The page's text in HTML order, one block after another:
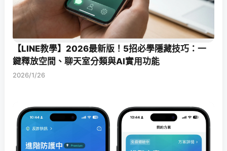
【LINE教學】2026最新版！5招必學隱藏技巧：一
鍵釋放空間、聊天室分類與AI實用功能
2026/1/26